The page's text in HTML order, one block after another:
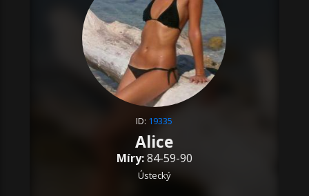
ID: 19335
Alice
Míry:84-59-90
Ústecký